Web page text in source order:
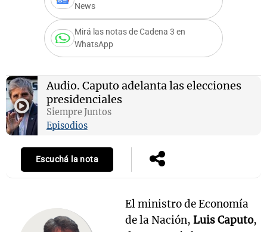
News
Mirá las notas de Cadena 3 en
WhatsApp
Audio. Caputo adelanta las elecciones
presidenciales
Siempre Juntos
Episodios
Escuchá la nota
El ministro de Economía
de la Nación, Luis Caputo,